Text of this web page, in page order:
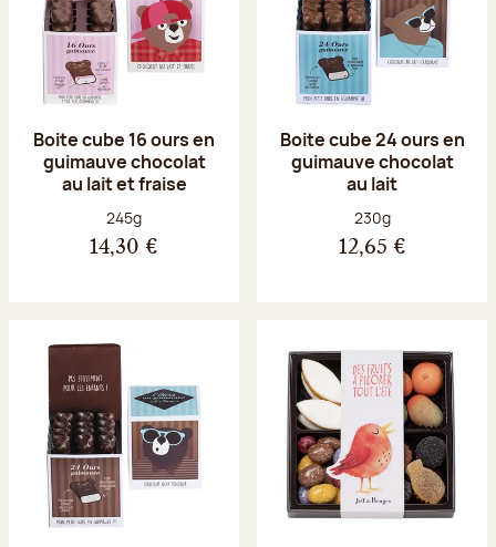
Boite cube 16 ours en
guimauve chocolat
au lait et fraise
Poids net :
245g
14,30 €
Boite cube 24 ours en
guimauve chocolat
au lait
Poids net :
230g
12,65 €